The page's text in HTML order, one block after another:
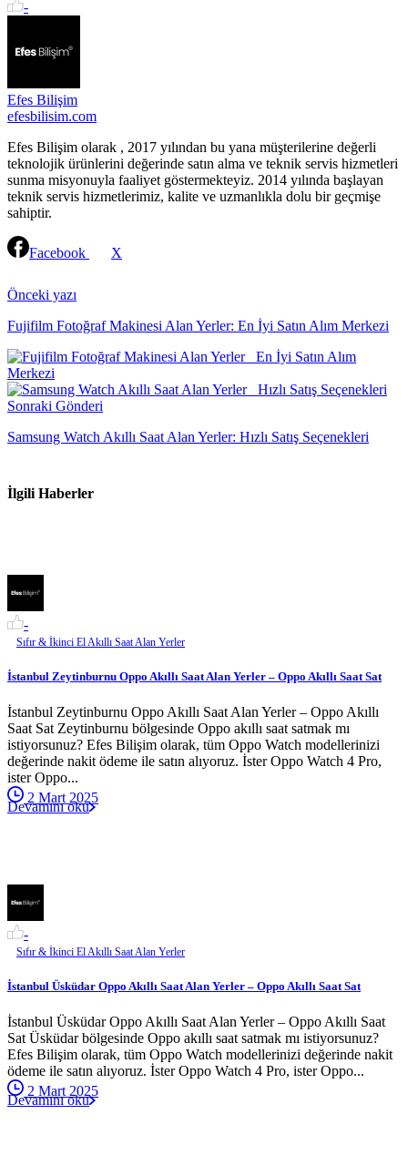
-
Efes Bilişim
efesbilisim.com
Efes Bilişim olarak , 2017 yılından bu yana müşterilerine değerli
teknolojik ürünlerini değerinde satın alma ve teknik servis hizmetleri
sunma misyonuyla faaliyet göstermekteyiz. 2014 yılında başlayan
teknik servis hizmetlerimiz, kalite ve uzmanlıkla dolu bir geçmişe
sahiptir.
Facebook X
Reading
Önceki yazı
Fujifilm Fotoğraf Makinesi Alan Yerler: En İyi Satın Alım Merkezi
Sonraki Gönderi
Samsung Watch Akıllı Saat Alan Yerler: Hızlı Satış Seçenekleri
İlgili Haberler
-
Sıfır & İkinci El Akıllı Saat Alan Yerler
İstanbul Zeytinburnu Oppo Akıllı Saat Alan Yerler – Oppo Akıllı Saat Sat
İstanbul Zeytinburnu Oppo Akıllı Saat Alan Yerler – Oppo Akıllı
Saat Sat Zeytinburnu bölgesinde Oppo akıllı saat satmak mı
istiyorsunuz? Efes Bilişim olarak, tüm Oppo Watch modellerinizi
değerinde nakit ödeme ile satın alıyoruz. İster Oppo Watch 4 Pro,
ister Oppo...
2 Mart 2025
Devamını oku
-
Sıfır & İkinci El Akıllı Saat Alan Yerler
İstanbul Üsküdar Oppo Akıllı Saat Alan Yerler – Oppo Akıllı Saat Sat
İstanbul Üsküdar Oppo Akıllı Saat Alan Yerler – Oppo Akıllı Saat
Sat Üsküdar bölgesinde Oppo akıllı saat satmak mı istiyorsunuz?
Efes Bilişim olarak, tüm Oppo Watch modellerinizi değerinde nakit
ödeme ile satın alıyoruz. İster Oppo Watch 4 Pro, ister Oppo...
2 Mart 2025
Devamını oku